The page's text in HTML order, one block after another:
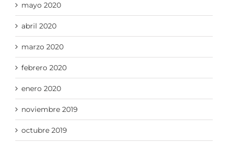
mayo 2020
abril 2020
marzo 2020
febrero 2020
enero 2020
noviembre 2019
octubre 2019